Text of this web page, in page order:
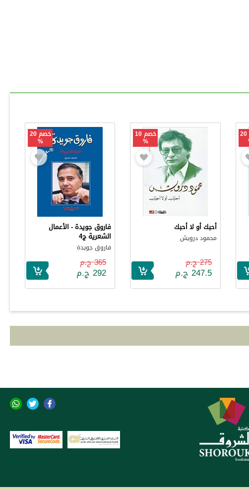
خصم 20 خصم 10
%
أحبك أو لا أحبك
محمود درويش
275 ج.م
247.5 ج.م
خصم 20
%
فاروق جويدة - الأعمال
الشعرية ج4
فاروق جويدة
365 ج.م
292 ج.م